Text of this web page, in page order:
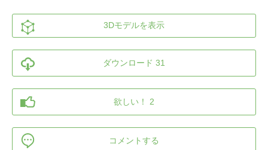
3Dモデルを表示
ダウンロード 31
欲しい！ 2
コメントする